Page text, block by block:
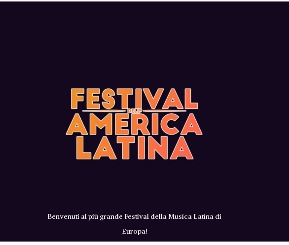
Benvenuti al più grande Festival della Musica Latina di
Europa!